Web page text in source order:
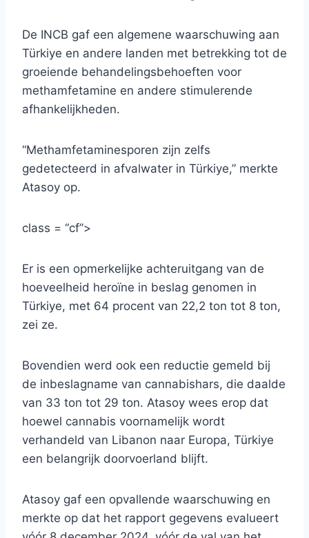
De INCB gaf een algemene waarschuwing aan
Türkiye en andere landen met betrekking tot de
groeiende behandelingsbehoeften voor
methamfetamine en andere stimulerende
afhankelijkheden.
“Methamfetaminesporen zijn zelfs
gedetecteerd in afvalwater in Türkiye,” merkte
Atasoy op.
class = “cf”>
Er is een opmerkelijke achteruitgang van de
hoeveelheid heroïne in beslag genomen in
Türkiye, met 64 procent van 22,2 ton tot 8 ton,
zei ze.
Bovendien werd ook een reductie gemeld bij
de inbeslagname van cannabishars, die daalde
van 33 ton tot 29 ton. Atasoy wees erop dat
hoewel cannabis voornamelijk wordt
verhandeld van Libanon naar Europa, Türkiye
een belangrijk doorvoerland blijft.
Atasoy gaf een opvallende waarschuwing en
merkte op dat het rapport gegevens evalueert